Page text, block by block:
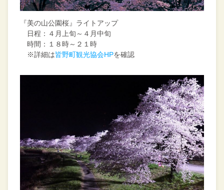
『美の山公園桜』ライトアップ
日程：４月上旬～４月中旬
時間：１８時～２１時
※詳細は皆野町観光協会HPを確認